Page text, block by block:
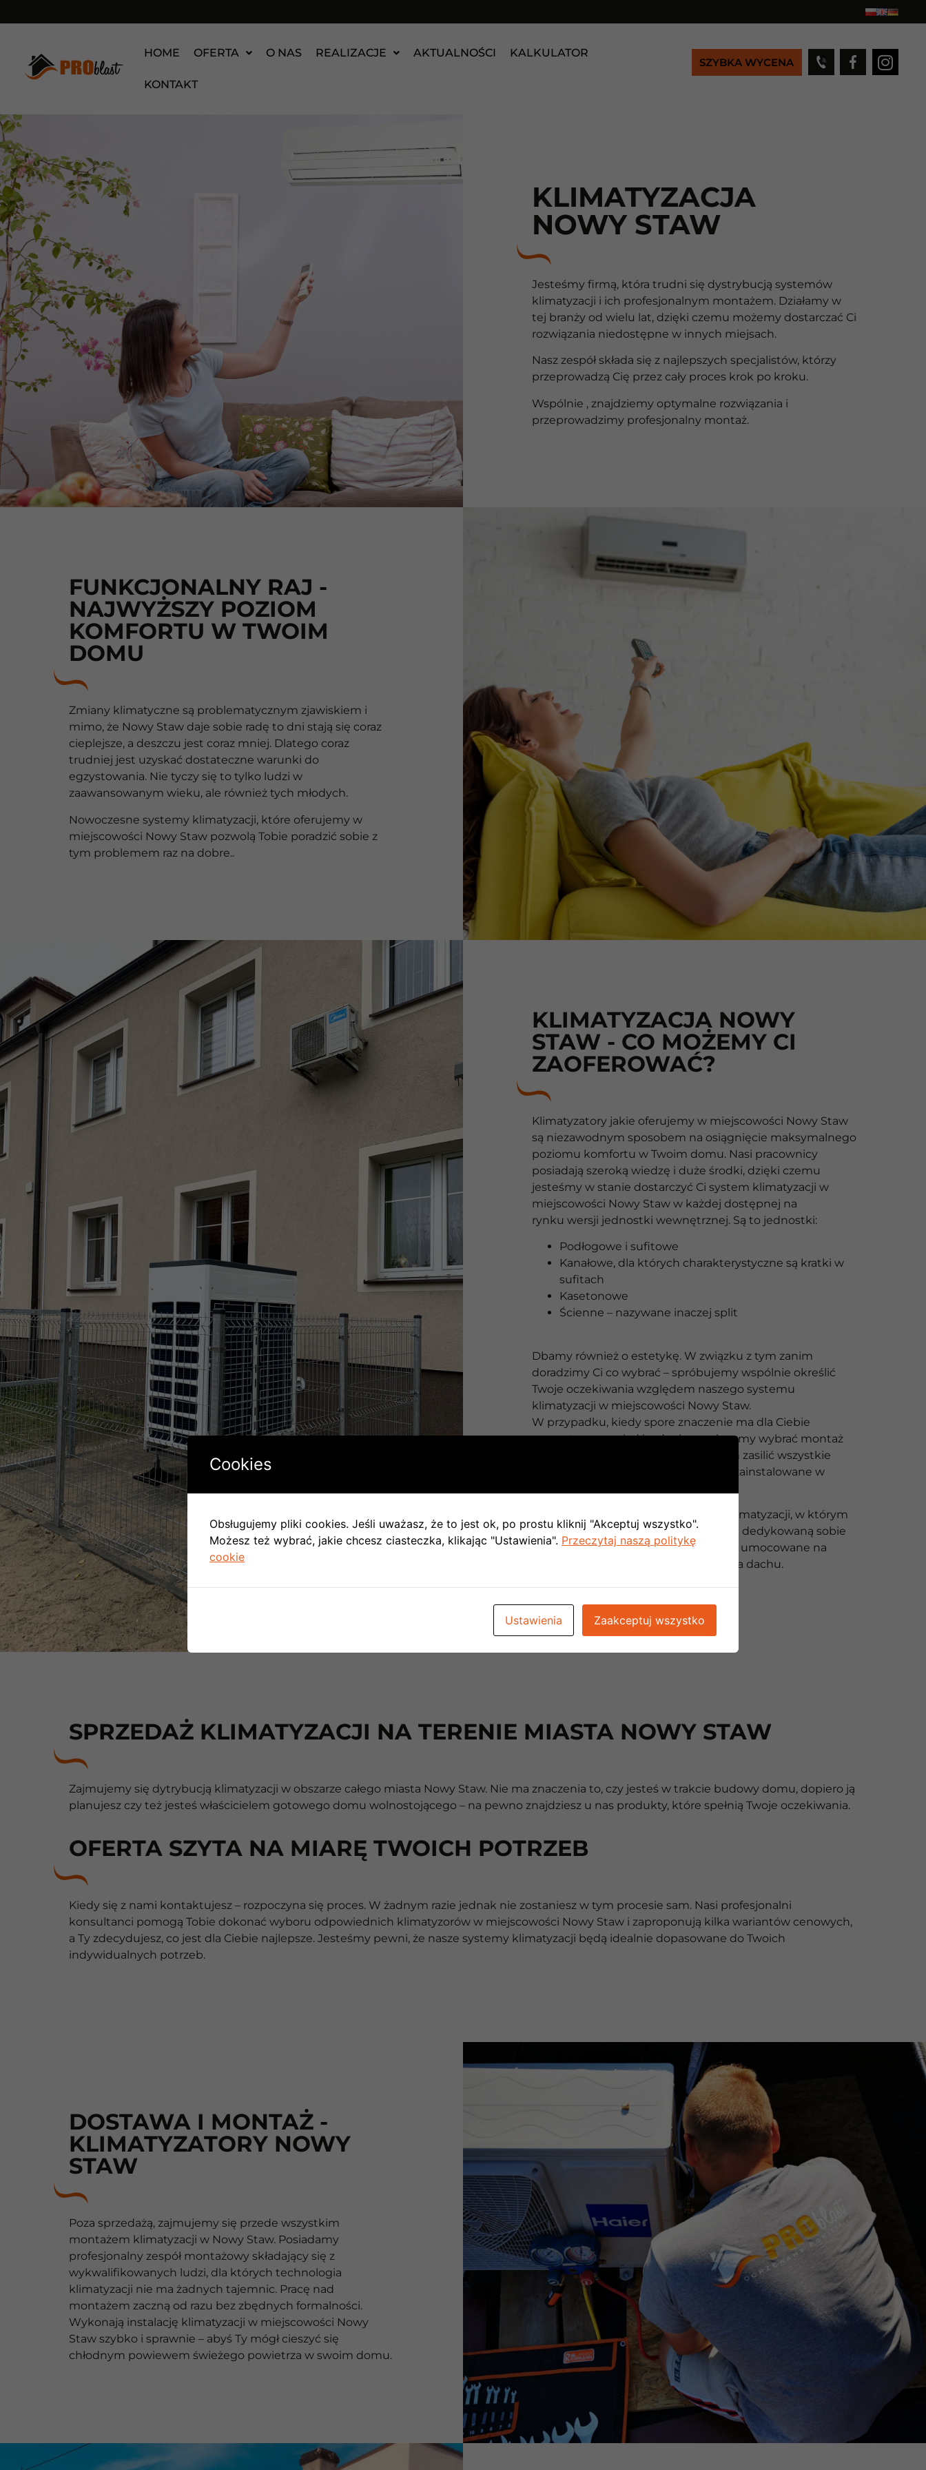
HOME OFERTA O NAS REALIZACJE AKTUALNOŚCI KALKULATOR
KONTAKT
SZYBKA WYCENA
KLIMATYZACJA
NOWY STAW
Jesteśmy firmą, która trudni się dystrybucją systemów
klimatyzacji i ich profesjonalnym montażem. Działamy w
tej branży od wielu lat, dzięki czemu możemy dostarczać Ci
rozwiązania niedostępne w innych miejsach.
Nasz zespół składa się z najlepszych specjalistów, którzy
przeprowadzą Cię przez cały proces krok po kroku.
Wspólnie , znajdziemy optymalne rozwiązania i
przeprowadzimy profesjonalny montaż.
FUNKCJONALNY RAJ -
NAJWYŻSZY POZIOM
KOMFORTU W TWOIM
DOMU
Zmiany klimatyczne są problematycznym zjawiskiem i
mimo, że Nowy Staw daje sobie radę to dni stają się coraz
cieplejsze, a deszczu jest coraz mniej. Dlatego coraz
trudniej jest uzyskać dostateczne warunki do
egzystowania. Nie tyczy się to tylko ludzi w
zaawansowanym wieku, ale również tych młodych.
Nowoczesne systemy klimatyzacji, które oferujemy w
miejscowości Nowy Staw pozwolą Tobie poradzić sobie z
tym problemem raz na dobre..
KLIMATYZACJA NOWY
STAW - CO MOŻEMY CI
ZAOFEROWAĆ?
Klimatyzatory jakie oferujemy w miejscowości Nowy Staw
są niezawodnym sposobem na osiągnięcie maksymalnego
poziomu komfortu w Twoim domu. Nasi pracownicy
posiadają szeroką wiedzę i duże środki, dzięki czemu
jesteśmy w stanie dostarczyć Ci system klimatyzacji w
miejscowości Nowy Staw w każdej dostępnej na
rynku wersji jednostki wewnętrznej. Są to jednostki:
Podłogowe i sufitowe
Kanałowe, dla których charakterystyczne są kratki w
sufitach
Kasetonowe
Ścienne – nazywane inaczej split
Dbamy również o estetykę. W związku z tym zanim
doradzimy Ci co wybrać – spróbujemy wspólnie określić
Twoje oczekiwania względem naszego systemu
klimatyzacji w miejscowości Nowy Staw.
W przypadku, kiedy spore znaczenie ma dla Ciebie
zewnętrzny wygląd budynku – zalecamy wybrać montaż
agregatu w wersji Multi Split. Może on zasilić wszystkie
jednoski wewnętrzne, które zostaną zainstalowane w
Mniej kosztowną opcją jest system klimatyzacji, w którym
każda jednostka wewnętrzna posiada dedykowaną sobie
jednostkę zewnętrzną. Mogą być one umocowane na
zewnętrznej elewacji budynku albo na dachu.
SPRZEDAŻ KLIMATYZACJI NA TERENIE MIASTA NOWY STAW
Zajmujemy się dytrybucją klimatyzacji w obszarze całego miasta Nowy Staw. Nie ma znaczenia to, czy jesteś w trakcie budowy domu, dopiero ją
planujesz czy też jesteś właścicielem gotowego domu wolnostojącego – na pewno znajdziesz u nas produkty, które spełnią Twoje oczekiwania.
OFERTA SZYTA NA MIARĘ TWOICH POTRZEB
Kiedy się z nami kontaktujesz – rozpoczyna się proces. W żadnym razie jednak nie zostaniesz w tym procesie sam. Nasi profesjonalni
konsultanci pomogą Tobie dokonać wyboru odpowiednich klimatyzorów w miejscowości Nowy Staw i zaproponują kilka wariantów cenowych,
a Ty zdecydujesz, co jest dla Ciebie najlepsze. Jesteśmy pewni, że nasze systemy klimatyzacji będą idealnie dopasowane do Twoich
indywidualnych potrzeb.
DOSTAWA I MONTAŻ -
KLIMATYZATORY NOWY
STAW
Poza sprzedażą, zajmujemy się przede wszystkim
montażem klimatyzacji w Nowy Staw. Posiadamy
profesjonalny zespół montażowy składający się z
wykwalifikowanych ludzi, dla których technologia
klimatyzacji nie ma żadnych tajemnic. Pracę nad
montażem zaczną od razu bez zbędnych formalności.
Wykonają instalację klimatyzacji w miejscowości Nowy
Staw szybko i sprawnie – abyś Ty mógł cieszyć się
chłodnym powiewem świeżego powietrza w swoim domu.
Cookies
Obsługujemy pliki cookies. Jeśli uważasz, że to jest ok, po prostu kliknij "Akceptuj wszystko".
Możesz też wybrać, jakie chcesz ciasteczka, klikając "Ustawienia". Przeczytaj naszą politykę
cookie
Ustawienia Zaakceptuj wszystko